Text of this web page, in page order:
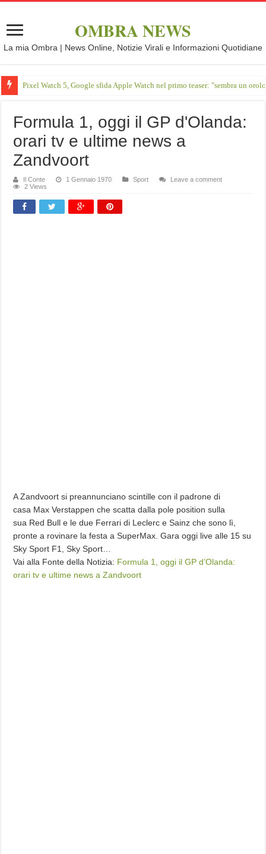
OMBRA NEWS
La mia Ombra | News Online, Notizie Virali e Informazioni Quotidiane
Pixel Watch 5, Google sfida Apple Watch nel primo teaser: "sembra un
Formula 1, oggi il GP d'Olanda:
orari tv e ultime news a
Zandvoort
Il Conte 1 Gennaio 1970 Sport
Leave a comment
2 Views
A Zandvoort si preannunciano scintille con il padrone di
casa Max Verstappen che scatta dalla pole position sulla
sua Red Bull e le due Ferrari di Leclerc e Sainz che sono lì,
pronte a rovinare la festa a SuperMax. Gara oggi live alle 15 su
Sky Sport F1, Sky Sport…
Vai alla Fonte della Notizia: Formula 1, oggi il GP d’Olanda:
orari tv e ultime news a Zandvoort